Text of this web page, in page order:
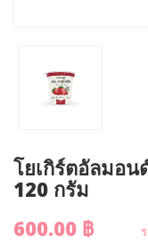
โยเกิร์ตอัลมอน
120 กรัม
600.00 ฿